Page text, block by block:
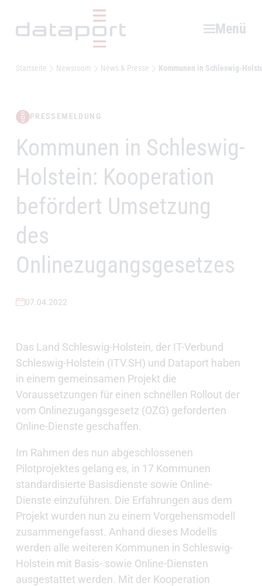
Menü
Startseite Newsroom News & Presse Kommunen in Schleswig-
PRESSEMELDUNG
–Kommunen in Schleswig-
Holstein: Kooperation
befördert Umsetzung
des
Onlinezugangsgesetzes
07.04.2022
Das Land Schleswig-Holstein, der IT-Verbund
Schleswig-Holstein (ITV.SH) und Dataport haben
in einem gemeinsamen Projekt die
Voraussetzungen für einen schnellen Rollout der
vom Onlinezugangsgesetz (OZG) geforderten
Online-Dienste geschaffen.
Im Rahmen des nun abgeschlossenen
Pilotprojektes gelang es, in 17 Kommunen
standardisierte Basisdienste sowie Online-
Dienste einzuführen. Die Erfahrungen aus dem
Projekt wurden nun zu einem Vorgehensmodell
zusammengefasst. Anhand dieses Modells
werden alle weiteren Kommunen in Schleswig-
Holstein mit Basis- sowie Online-Diensten
ausgestattet werden. Mit der Kooperation